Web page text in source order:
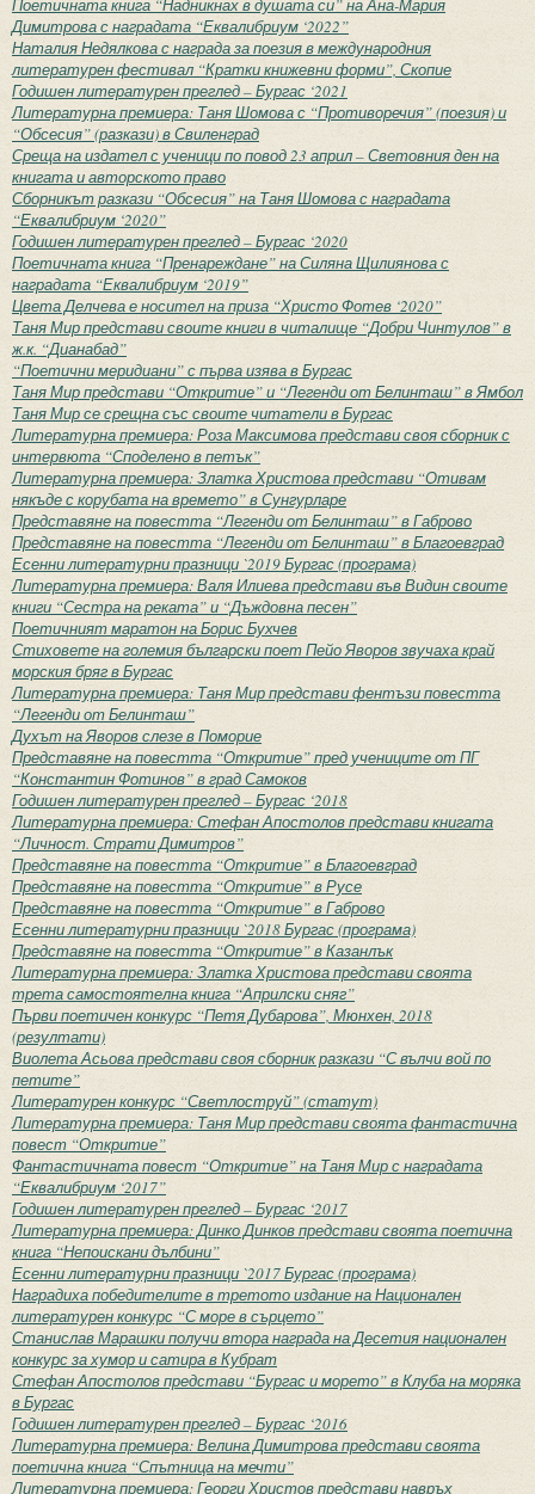
Поетичната книга “Надникнах в душата си” на Ана-Мария
Димитрова с наградата “Еквалибриум ‘2022”
Наталия Недялкова с награда за поезия в международния
литературен фестивал “Кратки книжевни форми”, Скопие
Годишен литературен преглед – Бургас ‘2021
Литературна премиера: Таня Шомова с “Противоречия” (поезия) и
“Обсесия” (разкази) в Свиленград
Среща на издател с ученици по повод 23 април – Световния ден на
книгата и авторското право
Сборникът разкази “Обсесия” на Таня Шомова с наградата
“Еквалибриум ‘2020”
Годишен литературен преглед – Бургас ‘2020
Поетичната книга “Пренареждане” на Силяна Щилиянова с
наградата “Еквалибриум ‘2019”
Цвета Делчева е носител на приза “Христо Фотев ‘2020”
Таня Мир представи своите книги в читалище “Добри Чинтулов” в
ж.к. “Дианабад”
“Поетични меридиани” с първа изява в Бургас
Таня Мир представи “Откритие” и “Легенди от Белинташ” в Ямбол
Таня Мир се срещна със своите читатели в Бургас
Литературна премиера: Роза Максимова представи своя сборник с
интервюта “Споделено в петък”
Литературна премиера: Златка Христова представи “Отивам
някъде с корубата на времето” в Сунгурларе
Представяне на повестта “Легенди от Белинташ” в Габрово
Представяне на повестта “Легенди от Белинташ” в Благоевград
Есенни литературни празници `2019 Бургас (програма)
Литературна премиера: Валя Илиева представи във Видин своите
книги “Сестра на реката” и “Дъждовна песен”
Поетичният маратон на Борис Бухчев
Стиховете на големия български поет Пейо Яворов звучаха край
морския бряг в Бургас
Литературна премиера: Таня Мир представи фентъзи повестта
“Легенди от Белинташ”
Духът на Яворов слезе в Поморие
Представяне на повестта “Откритие” пред учениците от ПГ
“Константин Фотинов” в град Самоков
Годишен литературен преглед – Бургас ‘2018
Литературна премиера: Стефан Апостолов представи книгата
“Личност. Страти Димитров”
Представяне на повестта “Откритие” в Благоевград
Представяне на повестта “Откритие” в Русе
Представяне на повестта “Откритие” в Габрово
Есенни литературни празници `2018 Бургас (програма)
Представяне на повестта “Откритие” в Казанлък
Литературна премиера: Златка Христова представи своята
трета самостоятелна книга “Априлски сняг”
Първи поетичен конкурс “Петя Дубарова”, Мюнхен, 2018
(резултати)
Виолета Асьова представи своя сборник разкази “С вълчи вой по
петите”
Литературен конкурс “Светлоструй” (статут)
Литературна премиера: Таня Мир представи своята фантастична
повест “Откритие”
Фантастичната повест “Откритие” на Таня Мир с наградата
“Еквалибриум ‘2017”
Годишен литературен преглед – Бургас ‘2017
Литературна премиера: Динко Динков представи своята поетична
книга “Непоискани дълбини”
Есенни литературни празници `2017 Бургас (програма)
Наградиха победителите в третото издание на Национален
литературен конкурс “С море в сърцето”
Станислав Марашки получи втора награда на Десетия национален
конкурс за хумор и сатира в Кубрат
Стефан Апостолов представи “Бургас и морето” в Клуба на моряка
в Бургас
Годишен литературен преглед – Бургас ‘2016
Литературна премиера: Велина Димитрова представи своята
поетична книга “Спътница на мечти”
Литературна премиера: Георги Христов представи навръх